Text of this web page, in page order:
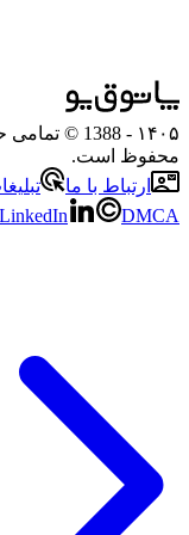
۱۴۰۵
- 1388 ©
محفوظ است.
ارتباط با ما
LinkedIn DMCA